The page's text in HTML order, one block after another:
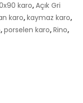
karo,Açık Gri
karo,kaymaz karo,
,porselen karo,Rino,